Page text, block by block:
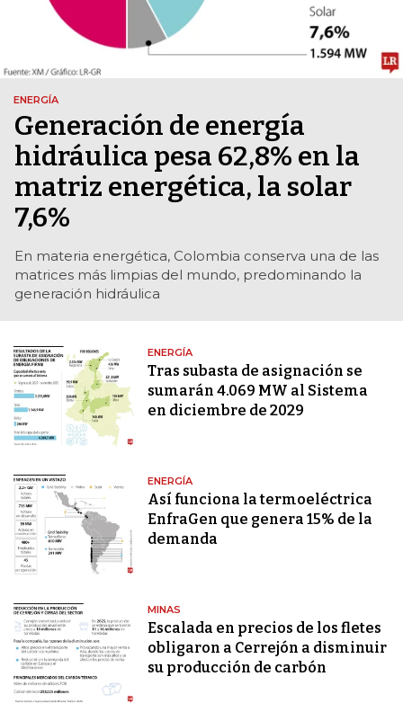
ENERGÍA
Generación de energía
hidráulica pesa 62,8% en la
matriz energética, la solar
7,6%
En materia energética, Colombia conserva una de las
matrices más limpias del mundo, predominando la
generación hidráulica
ENERGÍA
Tras subasta de asignación se
sumarán 4.069 MW al Sistema
en diciembre de 2029
ENERGÍA
Así funciona la termoeléctrica
EnfraGen que genera 15% de la
demanda
MINAS
Escalada en precios de los fletes
obligaron a Cerrejón a disminuir
su producción de carbón